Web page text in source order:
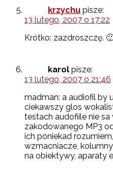
krzychu pisze:
13 lutego, 2007 o 17:22
Krótko: zazdroszczę.
karol pisze:
13 lutego, 2007 o 21:46
madman: a audiofil by
ciekawszy glos
testach audofiile nie
zakodowanego MP3
ich poniekad
wzmacniacze,
na obiektywy, aparaty